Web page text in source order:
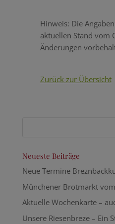
Hinweis: Die
aktuellen Stand vom
Änderungen
Zurück zur Übersicht
Neueste Beiträge
Neue Termine
Münchener Brotmarkt
Aktuelle Wochenkarte –
Unsere Riesenbreze – Ein